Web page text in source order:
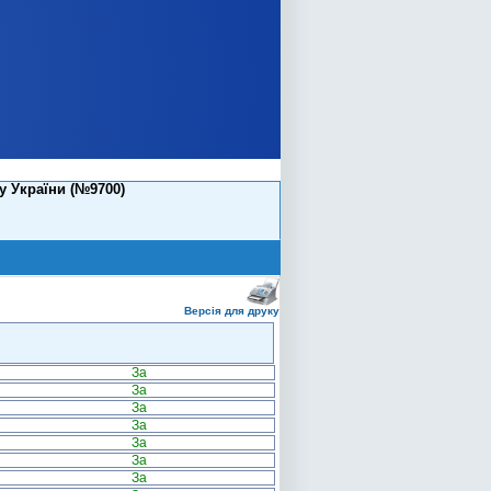
України (№9700)
Версія для друку
За
За
За
За
За
За
За